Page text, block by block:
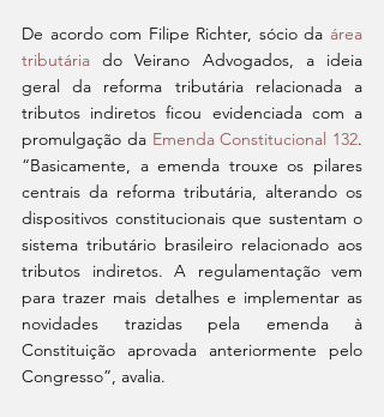
De acordo com Filipe Richter, sócio da área
tributária do Veirano Advogados, a ideia
geral da reforma tributária relacionada a
tributos indiretos ficou evidenciada com a
promulgação da Emenda Constitucional 132.
“Basicamente, a emenda trouxe os pilares
centrais da reforma tributária, alterando os
dispositivos constitucionais que sustentam o
sistema tributário brasileiro relacionado aos
tributos indiretos. A regulamentação vem
para trazer mais detalhes e implementar as
novidades trazidas pela emenda à
Constituição aprovada anteriormente pelo
Congresso”, avalia.